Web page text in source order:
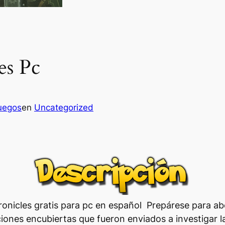
Pc
en Uncategorized
gratis para pc en español Prepárese para
encubiertas que fueron enviados a investigar